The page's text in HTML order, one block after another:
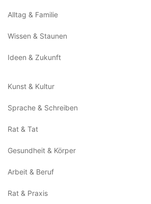
Alltag & Familie
Wissen & Staunen
Ideen & Zukunft
Kunst & Kultur
Sprache & Schreiben
Rat & Tat
Gesundheit & Körper
Arbeit & Beruf
Rat & Praxis